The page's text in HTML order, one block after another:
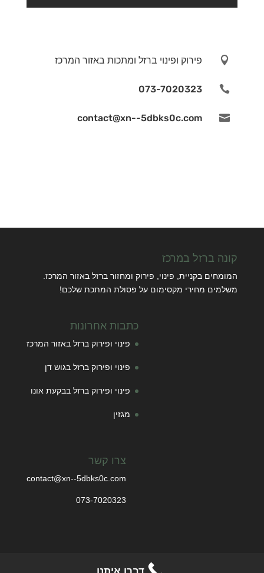
 פירוק ופינוי ברזל ומתכות באזור המרכז

073-7020323

contact@xn--5dbks0c.com
קונה ברזל במרכז
המומחים בקניית, פינוי, פירוק ומחזור ברזל באזור המרכז.
משלמים מחירי מקסימום על פסולת המתכת שלכם!
כתבות אחרונות
פינוי ופירוק ברזל באזור המרכז
פינוי ופירוק ברזל בגוש דן
פינוי ופירוק ברזל בבקעת אונו
מגזין
צרו קשר
contact@xn--5dbks0c.com
073-7020323
דברו איתנו